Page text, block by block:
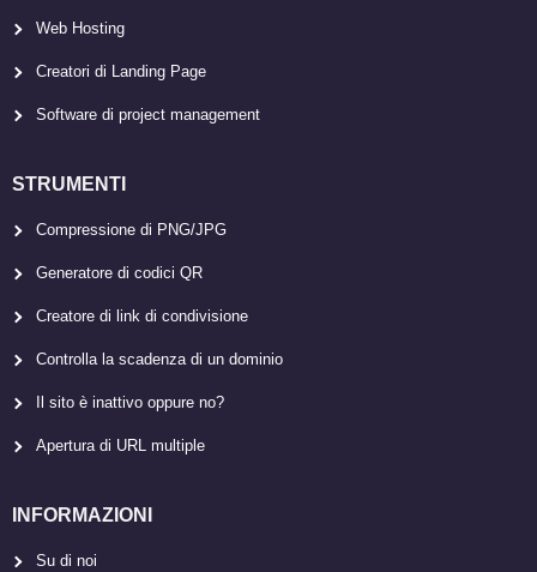
Web Hosting
Creatori di Landing Page
Software di project management
STRUMENTI
Compressione di PNG/JPG
Generatore di codici QR
Creatore di link di condivisione
Controlla la scadenza di un dominio
Il sito è inattivo oppure no?
Apertura di URL multiple
INFORMAZIONI
Su di noi